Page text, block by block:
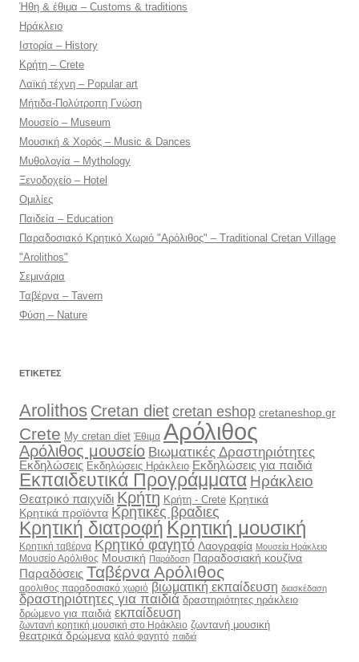
Ήθη & έθιμα – Customs & traditions
Ηράκλειο
Ιστορία – History
Κρήτη – Crete
Λαϊκή τέχνη – Popular art
Μήτιδα-Πολύτροπη Γνώση
Μουσείο – Museum
Μουσική & Χορός – Music & Dances
Μυθολογία – Mythology
Ξενοδοχείο – Hotel
Ομιλίες
Παιδεία – Education
Παραδοσιακό Κρητικό Χωριό "Αρόλιθος" – Traditional Cretan Village
"Arolithos"
Σεμινάρια
Ταβέρνα – Tavern
Φύση – Nature
ΕΤΙΚΈΤΕΣ
Arolithos Cretan dietcretan eshop cretaneshop.gr
Crete My cretan diet Έθιμα Αρόλιθος
Αρόλιθος μουσείο Βιωματικές Δραστηριότητες
Εκδηλώσεις Εκδηλώσεις Ηράκλειο Εκδηλώσεις για παιδιά
Εκπαιδευτικά Προγράμματα Ηράκλειο
Θεατρικό παιχνίδι Κρήτη Κρήτη - Crete Κρητικά
Κρητικά προϊόντα Κρητικές βραδιες
Κρητική διατροφή Κρητική μουσική
Κρητική ταβέρνα Κρητικό φαγητό Λαογραφία Μουσεία Ηράκλειο
Μουσείο Αρόλιθος Μουσική Παράδοση Παραδοσιακή κουζίνα
Παραδόσεις Ταβέρνα Αρόλιθος
αρολιθος παραδοσιακό χωριό βιωματική εκπαίδευση διασκέδαση
δραστηριότητες για παιδιά δραστηριότητες ηράκλειο
δρώμενο για παιδιά εκπαίδευση
ζωντανή κρητική μουσική στο Ηράκλειο ζωντανή μουσική
θεατρικά δρώμενα καλό φαγητό παιδιά